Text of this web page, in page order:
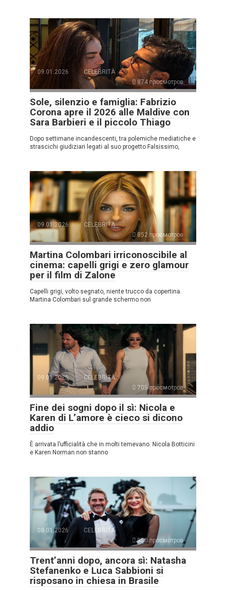
09.01.2026
CELEBRITÀ
874 просмотров
Sole, silenzio e famiglia: Fabrizio
Corona apre il 2026 alle Maldive con
Sara Barbieri e il piccolo Thiago
Dopo settimane incandescenti, tra polemiche mediatiche e
strascichi giudiziari legati al suo progetto Falsissimo,
09.01.2026
CELEBRITÀ
852 просмотров
Martina Colombari irriconoscibile al
cinema: capelli grigi e zero glamour
per il film di Zalone
Capelli grigi, volto segnato, niente trucco da copertina.
Martina Colombari sul grande schermo non
09.01.2026
CELEBRITÀ
705 просмотров
Fine dei sogni dopo il sì: Nicola e
Karen di L’amore è cieco si dicono
addio
È arrivata l’ufficialità che in molti temevano. Nicola Botticini
e Karen Norman non stanno
08.01.2026
CELEBRITÀ
950 просмотров
Trent’anni dopo, ancora sì: Natasha
Stefanenko e Luca Sabbioni si
risposano in chiesa in Brasile